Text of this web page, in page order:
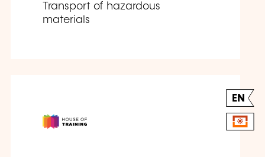
Transport of hazardous
materials
EN